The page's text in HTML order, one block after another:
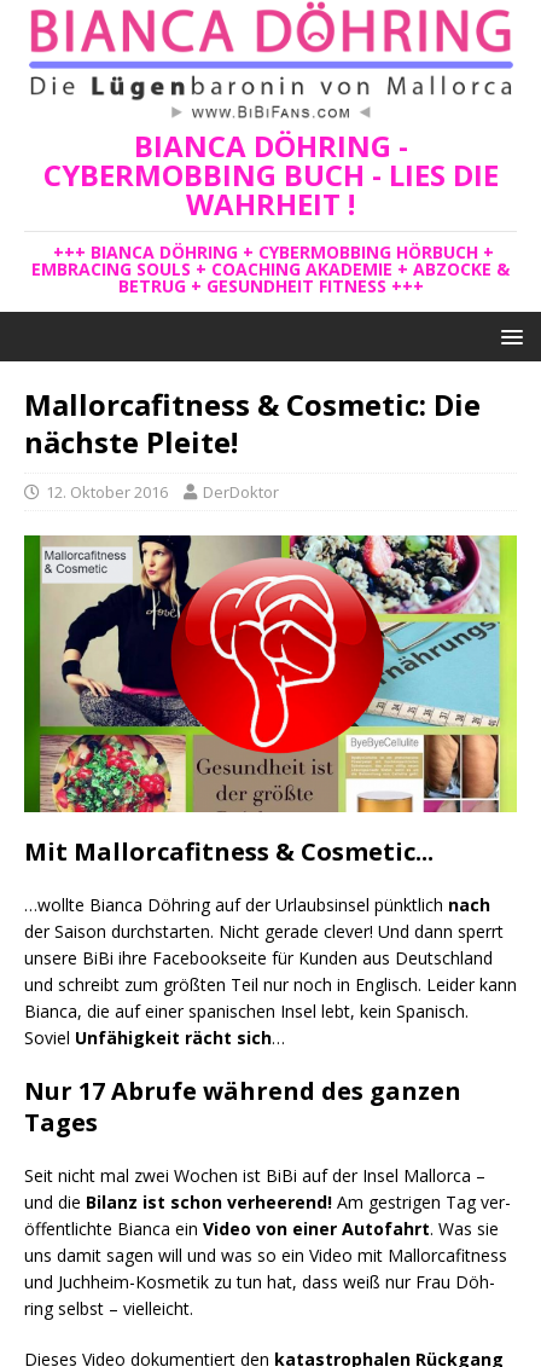
BIANCA DÖHRING -
CYBERMOBBING BUCH - LIES DIE
WAHRHEIT !
+++ BIANCA DÖHRING + CYBERMOBBING HÖRBUCH +
EMBRACING SOULS + COACHING AKADEMIE + ABZOCKE &
BETRUG + GESUNDHEIT FITNESS +++
Mallorcafitness & Cosmetic: Die
nächste Pleite!
12. Oktober 2016 DerDoktor
Mit Mallorcafitness & Cosmetic...
…woll­te Bian­ca Döh­ring auf der Urlaubs­in­sel pünkt­lich nach
der Sai­son durch­star­ten. Nicht gera­de cle­ver! Und dann sperrt
unse­re BiBi ihre Face­book­sei­te für Kun­den aus Deutsch­land
und schreibt zum größ­ten Teil nur noch in Eng­lisch. Lei­der kann
Bian­ca, die auf einer spa­ni­schen Insel lebt, kein Spa­nisch.
Soviel Unfä­hig­keit rächt sich…
Nur 17 Abrufe während des ganzen
Tages
Seit nicht mal zwei Wochen ist BiBi auf der Insel Mal­lor­ca –
und die Bilanz ist schon ver­hee­rend! Am gest­ri­gen Tag ver­
öf­fent­lich­te Bian­ca ein Video von einer Auto­fahrt. Was sie
uns damit sagen will und was so ein Video mit Mal­lor­ca­fit­ness
und Juch­heim-Kos­me­tik zu tun hat, dass weiß nur Frau Döh­
ring selbst – vielleicht.
Die­ses Video doku­men­tiert den kata­stro­pha­len Rück­gang